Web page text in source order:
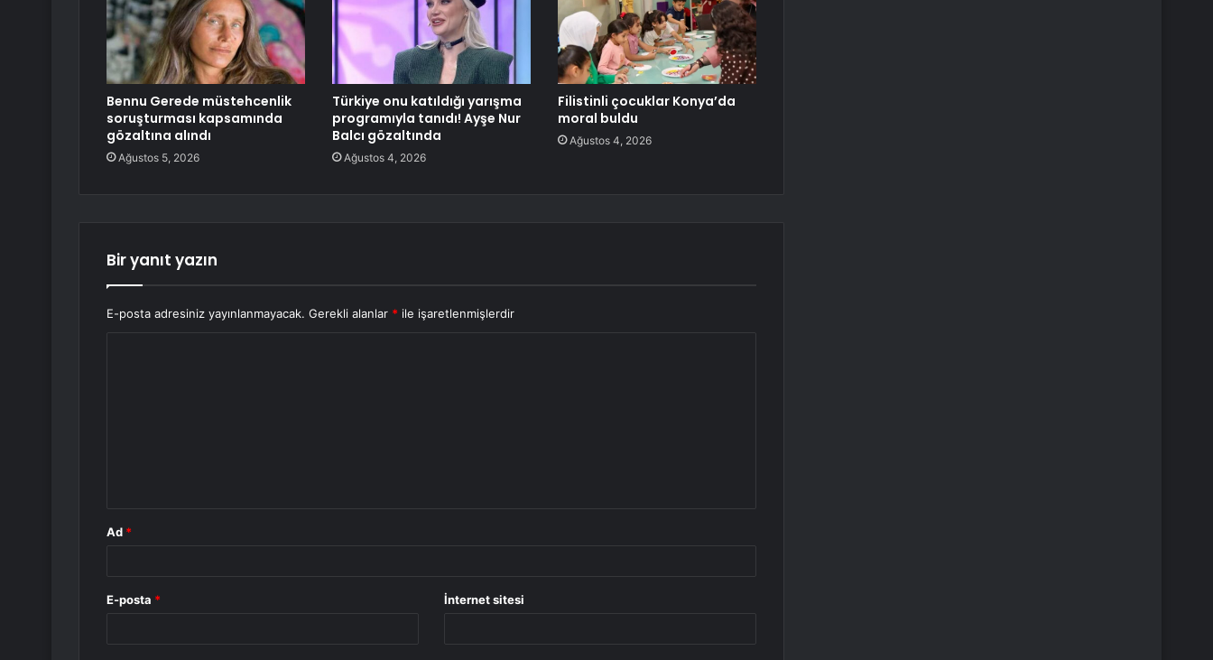
Bennu Gerede müstehcenlik
soruşturması kapsamında
gözaltına alındı
Ağustos 5, 2026
Türkiye onu katıldığı yarışma
programıyla tanıdı! Ayşe Nur
Balcı gözaltında
Ağustos 4, 2026
Filistinli çocuklar Konya’da
moral buldu
Ağustos 4, 2026
Bir yanıt yazın
E-posta adresiniz yayınlanmayacak. Gerekli alanlar * ile işaretlenmişlerdir
Ad *
E-posta * İnternet sitesi